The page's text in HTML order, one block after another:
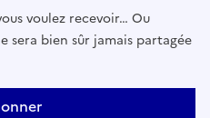
voulez recevoir… Ou
sera bien sûr jamais partagée